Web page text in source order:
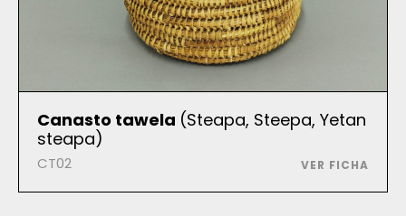
Canasto tawela (Steapa, Steepa, Yetan
steapa)
CT02 VER FICHA